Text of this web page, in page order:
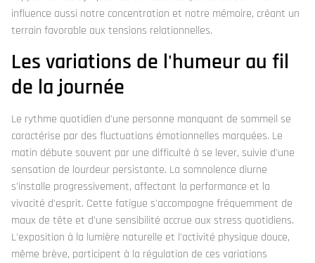
influence aussi notre concentration et notre mémoire, créant un
terrain favorable aux tensions relationnelles.
Les variations de l'humeur au fil
de la journée
Le rythme quotidien d'une personne manquant de sommeil se
caractérise par des fluctuations émotionnelles marquées. Le
matin débute souvent par une difficulté à se lever, suivie d'une
sensation de lourdeur persistante. La somnolence diurne
s'installe progressivement, affectant la performance et la
vivacité d'esprit. Cette fatigue s'accompagne fréquemment de
maux de tête et d'une sensibilité accrue aux stress quotidiens.
L'exposition à la lumière naturelle et l'activité physique douce,
même brève, participent à la régulation de ces variations